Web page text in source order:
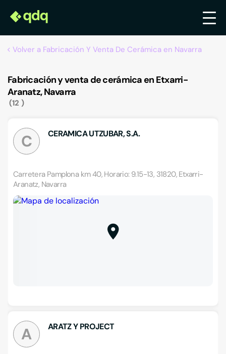
Volver a Fabricación Y Venta De Cerámica en Navarra
Fabricación y venta de cerámica en Etxarri-
Aranatz, Navarra
12
C CERAMICA UTZUBAR, S.A.
Carretera Pamplona km 40, Horario: 9.15-13, 31820, Etxarri-
Aranatz, Navarra
A ARATZ Y PROJECT